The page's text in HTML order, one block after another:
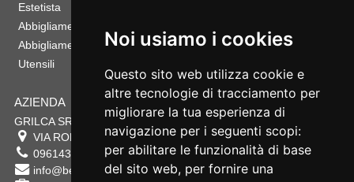
Noi usiamo i cookies
Questo sito web utilizza cookie e
altre tecnologie di tracciamento per
migliorare la tua esperienza di
navigazione per i seguenti scopi:
per abilitare le funzionalità di base
del sito web, per fornire una
Estetista
Abbigliamento Sportivo
Abbigliamento Bambino
Utensili
AZIENDA
GRILCA SRL
VIA ROMA 180 88054 SERSALE CZ
0961432177
info@bestsafety.it